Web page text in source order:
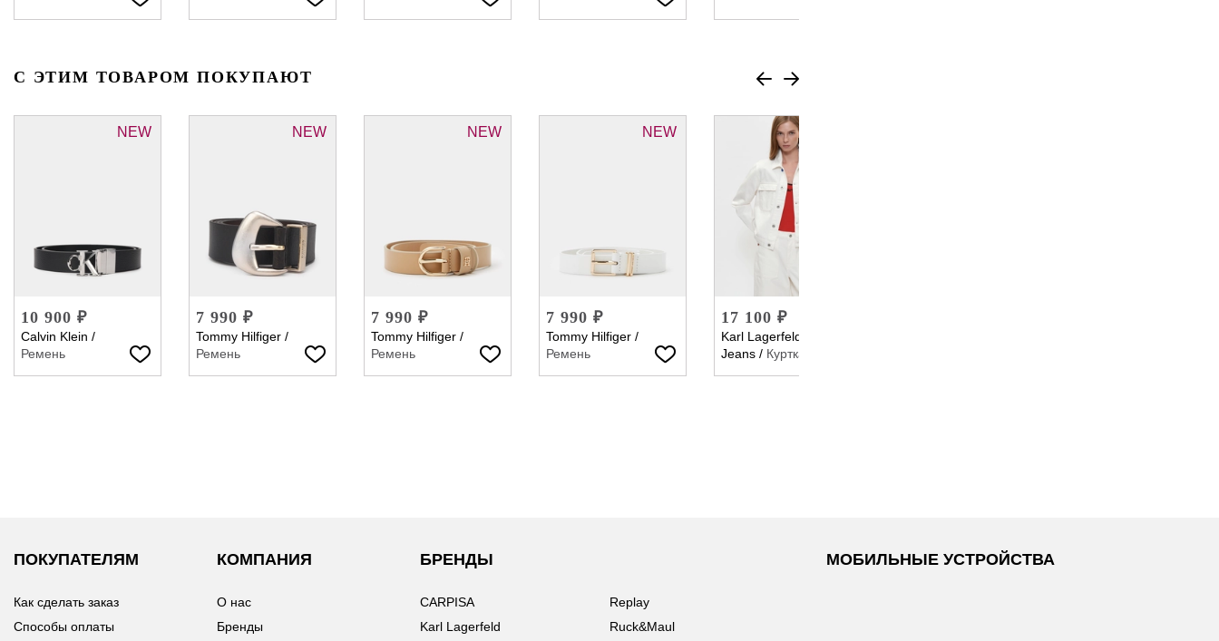
С ЭТИМ ТОВАРОМ ПОКУПАЮТ
NEW
10 900 ₽
Calvin Klein /
Ремень
NEW
7 990 ₽
Tommy Hilfiger /
Ремень
NEW
7 990 ₽
Tommy Hilfiger /
Ремень
NEW
7 990 ₽
Tommy Hilfiger /
Ремень
17 100 ₽
Karl Lagerfeld
Jeans / Куртка
ПОКУПАТЕЛЯМ
Как сделать заказ
Способы оплаты
КОМПАНИЯ
О нас
Бренды
БРЕНДЫ
CARPISA
Karl Lagerfeld
Replay
Ruck&Maul
МОБИЛЬНЫЕ УСТРОЙСТВА